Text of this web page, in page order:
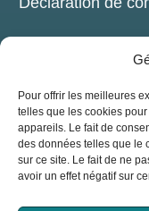
Pour offrir les meilleures
telles que les cookies
appareils. Le fait de
des données telles que le
sur ce site. Le fait de ne
avoir un effet négatif sur
209, chemin de
(Québec) J7G 1B6